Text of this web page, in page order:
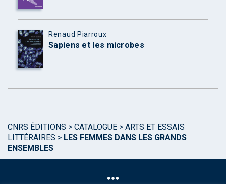
Renaud Piarroux
Sapiens et les microbes
CNRS ÉDITIONS > CATALOGUE > ARTS ET ESSAIS
LITTÉRAIRES > LES FEMMES DANS LES GRANDS
ENSEMBLES